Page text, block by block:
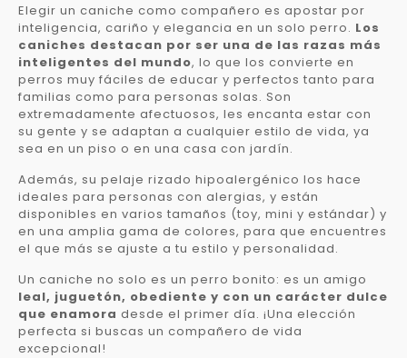
Elegir un caniche como compañero es apostar por
inteligencia, cariño y elegancia en un solo perro. Los
caniches destacan por ser una de las razas más
inteligentes del mundo, lo que los convierte en
perros muy fáciles de educar y perfectos tanto para
familias como para personas solas. Son
extremadamente afectuosos, les encanta estar con
su gente y se adaptan a cualquier estilo de vida, ya
sea en un piso o en una casa con jardín.
Además, su pelaje rizado hipoalergénico los hace
ideales para personas con alergias, y están
disponibles en varios tamaños (toy, mini y estándar) y
en una amplia gama de colores, para que encuentres
el que más se ajuste a tu estilo y personalidad.
Un caniche no solo es un perro bonito: es un amigo
leal, juguetón, obediente y con un carácter dulce
que enamora desde el primer día. ¡Una elección
perfecta si buscas un compañero de vida
excepcional!